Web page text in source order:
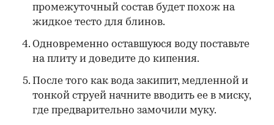
промежуточный состав будет похож на
жидкое тесто для блинов.
Одновременно оставшуюся воду поставьте
на плиту и доведите до кипения.
После того как вода закипит, медленной и
тонкой струей начните вводить ее в миску,
где предварительно замочили муку.